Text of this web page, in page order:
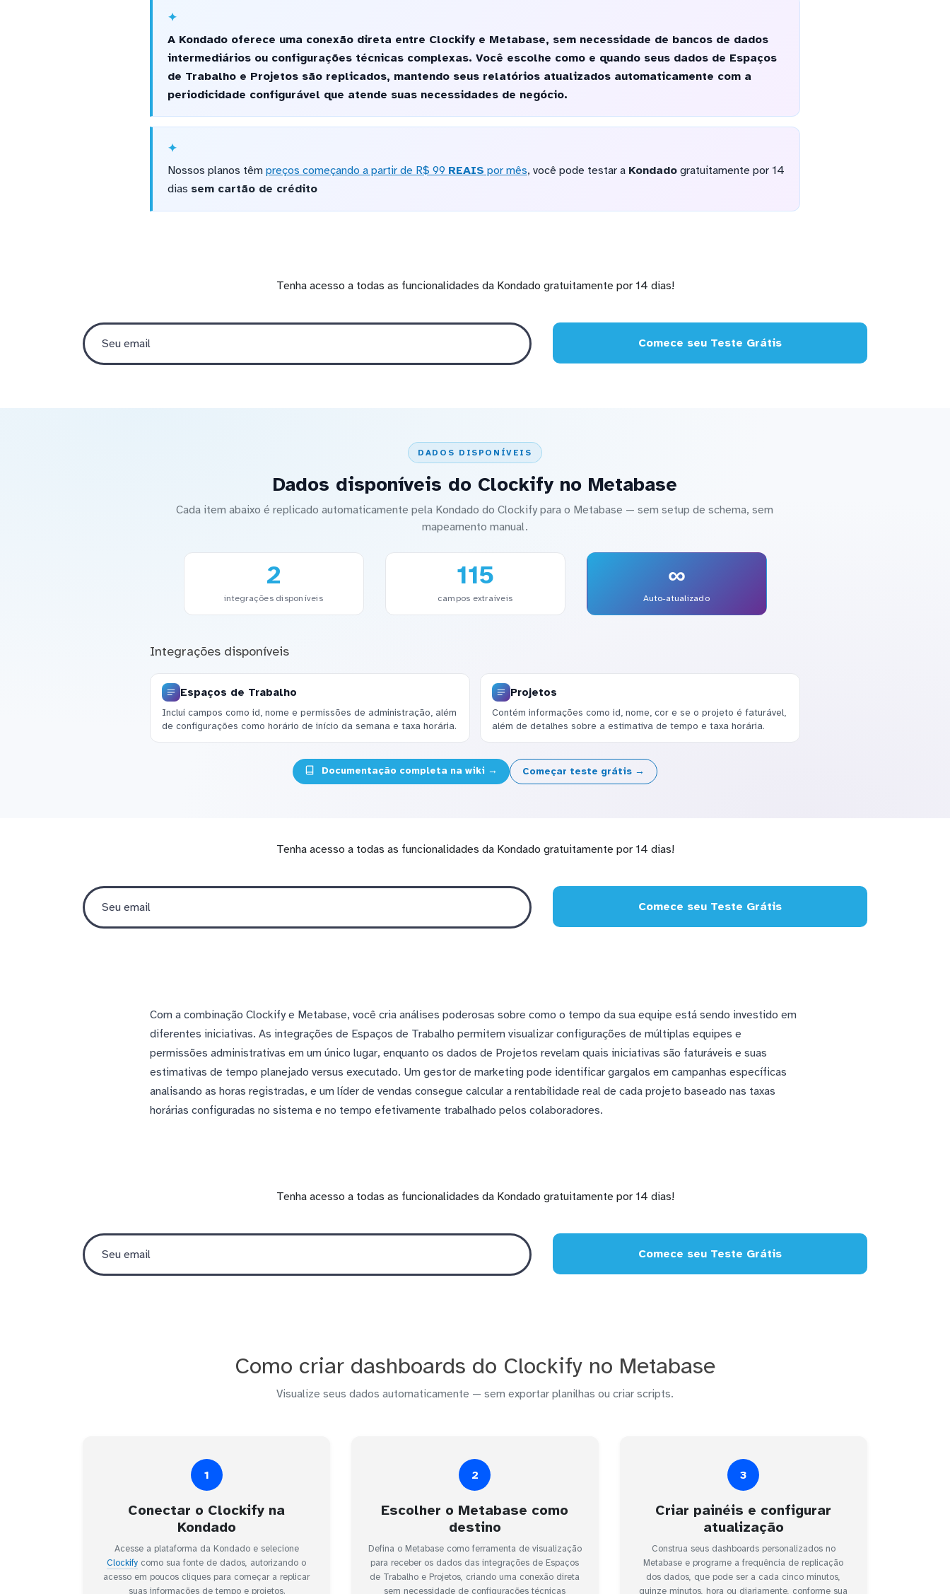
A Kondado oferece uma conexão direta entre Clockify e Metabase, sem necessidade de bancos de dados
intermediários ou configurações técnicas complexas. Você escolhe como e quando seus dados de Espaços
de Trabalho e Projetos são replicados, mantendo seus relatórios atualizados automaticamente com a
periodicidade configurável que atende suas necessidades de negócio.
Nossos planos têm preços começando a partir de R$ 99 REAIS por mês, você pode testar a Kondadogratuitamente por 14
dias sem cartão de crédito
Tenha acesso a todas as funcionalidades da Kondado gratuitamente por 14 dias!
Comece seu Teste Grátis
DADOS DISPONÍVEIS
Dados disponíveis do Clockify no Metabase
Cada item abaixo é replicado automaticamente pela Kondado do Clockify para o Metabase — sem setup de schema, sem
mapeamento manual.
2
integrações disponíveis
115
campos extraíveis
∞
Auto-atualizado
Integrações disponíveis
Espaços de Trabalho
Inclui campos como id, nome e permissões de administração, além
de configurações como horário de início da semana e taxa horária.
Projetos
Contém informações como id, nome, cor e se o projeto é faturável,
além de detalhes sobre a estimativa de tempo e taxa horária.
Documentação completa na wiki → Começar teste grátis →
Tenha acesso a todas as funcionalidades da Kondado gratuitamente por 14 dias!
Comece seu Teste Grátis
Com a combinação Clockify e Metabase, você cria análises poderosas sobre como o tempo da sua equipe está sendo investido em
diferentes iniciativas. As integrações de Espaços de Trabalho permitem visualizar configurações de múltiplas equipes e
permissões administrativas em um único lugar, enquanto os dados de Projetos revelam quais iniciativas são faturáveis e suas
estimativas de tempo planejado versus executado. Um gestor de marketing pode identificar gargalos em campanhas específicas
analisando as horas registradas, e um líder de vendas consegue calcular a rentabilidade real de cada projeto baseado nas taxas
horárias configuradas no sistema e no tempo efetivamente trabalhado pelos colaboradores.
Tenha acesso a todas as funcionalidades da Kondado gratuitamente por 14 dias!
Comece seu Teste Grátis
Como criar dashboards do Clockify no Metabase
Visualize seus dados automaticamente — sem exportar planilhas ou criar scripts.
1
Conectar o Clockify na
Kondado
Acesse a plataforma da Kondado e selecione
Clockify como sua fonte de dados, autorizando o
acesso em poucos cliques para começar a replicar
suas informações de tempo e projetos.
2
Escolher o Metabase como
destino
Defina o Metabase como ferramenta de visualização
para receber os dados das integrações de Espaços
de Trabalho e Projetos, criando uma conexão direta
sem necessidade de configurações técnicas
3
Criar painéis e configurar
atualização
Construa seus dashboards personalizados no
Metabase e programe a frequência de replicação
dos dados, que pode ser a cada cinco minutos,
quinze minutos, hora ou diariamente, conforme sua